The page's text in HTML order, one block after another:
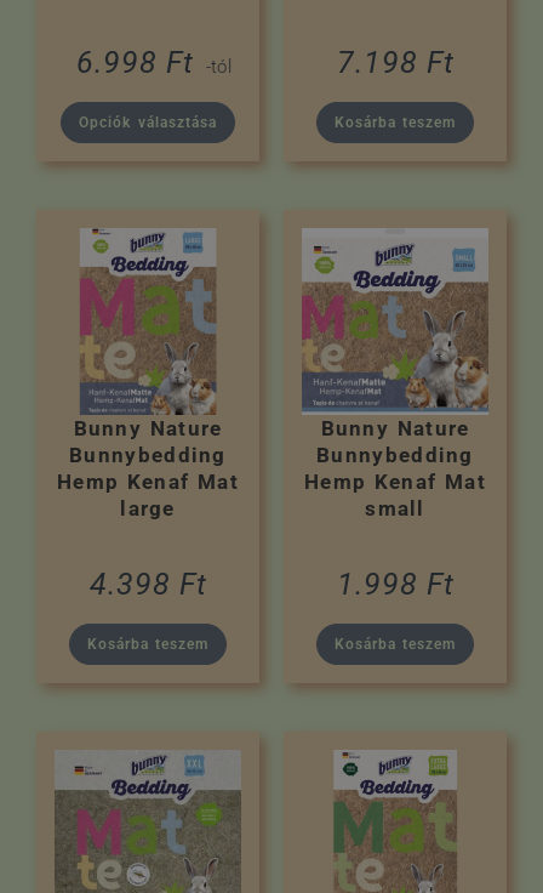
6.998 Ft -tól
Opciók választása
7.198 Ft
Kosárba teszem
Bunny Nature
Bunnybedding
Hemp Kenaf Mat
large
4.398 Ft
Kosárba teszem
Bunny Nature
Bunnybedding
Hemp Kenaf Mat
small
1.998 Ft
Kosárba teszem